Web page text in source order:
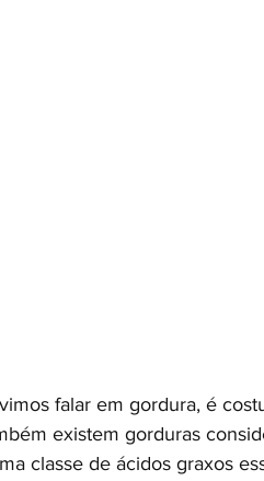
falar em gordura, é
existem gorduras
classe de ácidos graxos